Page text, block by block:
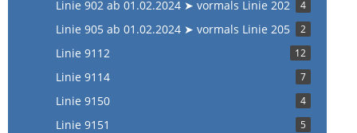
Linie 902 ab 01.02.2024 ➤ vormals Linie 202 4
Linie 905 ab 01.02.2024 ➤ vormals Linie 205 2
Linie 9112 12
Linie 9114 7
Linie 9150 4
Linie 9151 5